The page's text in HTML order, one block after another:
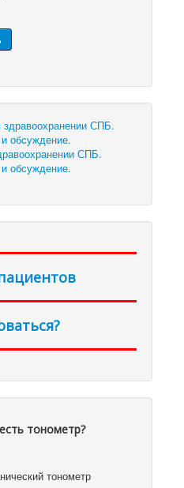
СПБ.
обсуждение.
тонометр?
тонометр